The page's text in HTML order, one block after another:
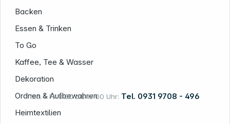
Mo. – Fr. 8:00 bis 17:00 Uhr: Tel. 0931 9708 - 496
Backen
Essen & Trinken
To Go
Kaffee, Tee & Wasser
Dekoration
Ordnen & Aufbewahren
Heimtextilien